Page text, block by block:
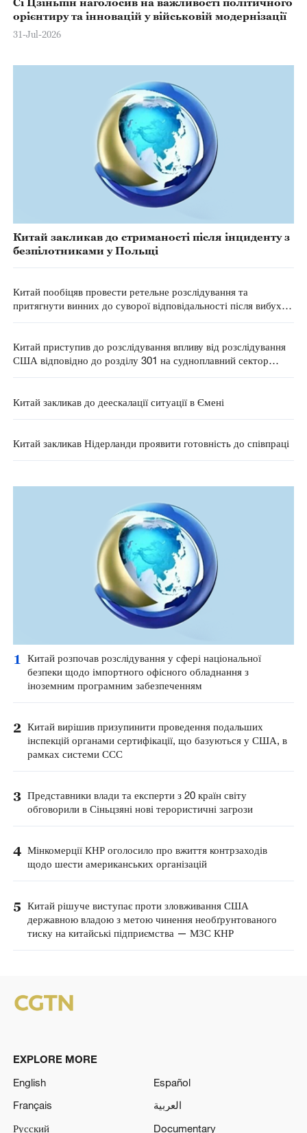
орієнтиру та інновацій у військовій модернізації
31-Jul-2026
Китай закликав до стриманості після інциденту з
безпілотниками у Польщі
Китай пообіцяв провести ретельне розслідування та
притягнути винних до суворої відповідальності після вибуху
Китай приступив до розслідування впливу від розслідування
США відповідно до розділу 301 на судноплавний сектор
Китай закликав до деескалації ситуації в Ємені
Китай закликав Нідерланди проявити готовність до співпраці
1
Китай розпочав розслідування у сфері національної
безпеки щодо імпортного офісного обладнання з
іноземним програмним забезпеченням
2 Китай вирішив призупинити проведення подальших
інспекцій органами сертифікації, що базуються у США, в
рамках системи ССС
3 Представники влади та експерти з 20 країн світу
обговорили в Сіньцзяні нові терористичні загрози
4 Мінкомерції КНР оголосило про вжиття контрзаходів
щодо шести американських організацій
5 Китай рішуче виступає проти зловживання США
державною владою з метою чинення необґрунтованого
тиску на китайські підприємства — МЗС КНР
EXPLORE MORE
English
Español
Français
العربية
Русский
Documentary